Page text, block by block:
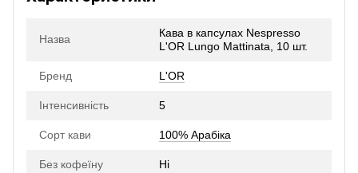
Назва
Кава в капсулах Nespresso
L'OR Lungo Mattinata, 10 шт.
Бренд L'OR
Інтенсивність 5
Сорт кави 100% Арабіка
Без кофеїну Ні